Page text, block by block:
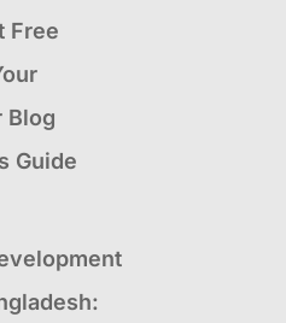
Free
Blog
Guide